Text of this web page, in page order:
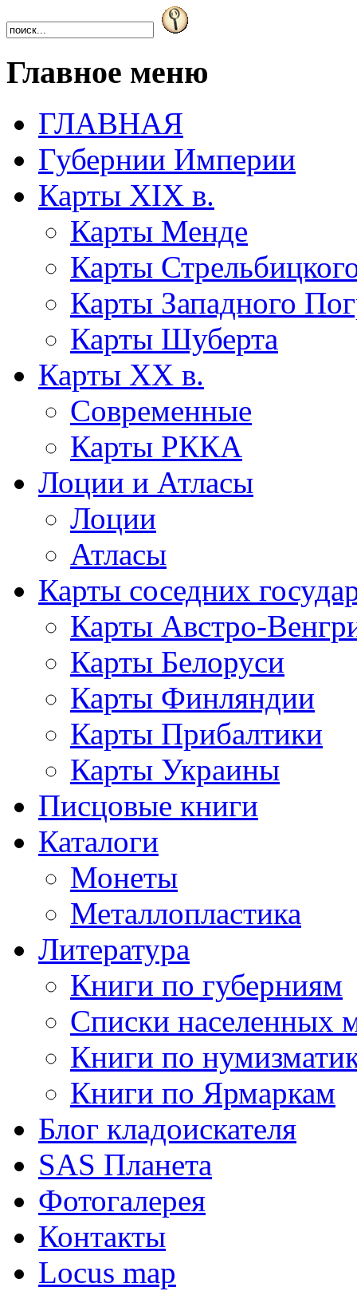
Главное меню
ГЛАВНАЯ
Губернии Империи
Карты XIX в.
Карты Менде
Карты
Карты Западного
Карты Шуберта
Карты XX в.
Современные
Карты РККА
Лоции и Атласы
Лоции
Атласы
Карты соседних
Карты Австро-
Карты Белоруси
Карты Финляндии
Карты Прибалтики
Карты Украины
Писцовые книги
Каталоги
Монеты
Металлопластика
Литература
Книги по губерниям
Списки населенных
Книги по
Книги по Ярмаркам
Блог кладоискателя
SAS Планета
Фотогалерея
Контакты
Locus map